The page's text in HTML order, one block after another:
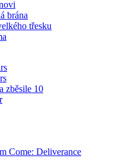
brána
třesku
zběsile 10
Come: Deliverance